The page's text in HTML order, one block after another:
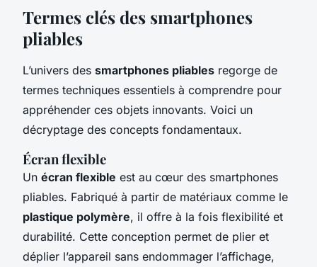
Termes clés des smartphones
pliables
L’univers des smartphones pliables regorge de
termes techniques essentiels à comprendre pour
appréhender ces objets innovants. Voici un
décryptage des concepts fondamentaux.
Écran flexible
Un écran flexible est au cœur des smartphones
pliables. Fabriqué à partir de matériaux comme le
plastique polymère, il offre à la fois flexibilité et
durabilité. Cette conception permet de plier et
déplier l’appareil sans endommager l’affichage,